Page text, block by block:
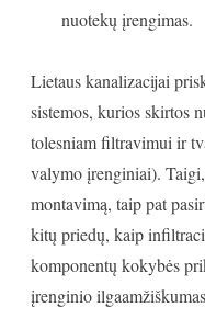
nuotekų įrengimas.
Lietaus kanalizacijai
sistemos, kurios skirtos
tolesniam filtravimui ir
valymo įrenginiai).
montavimą, taip pat
kitų priedų, kaip
komponentų kokybės
įrenginio